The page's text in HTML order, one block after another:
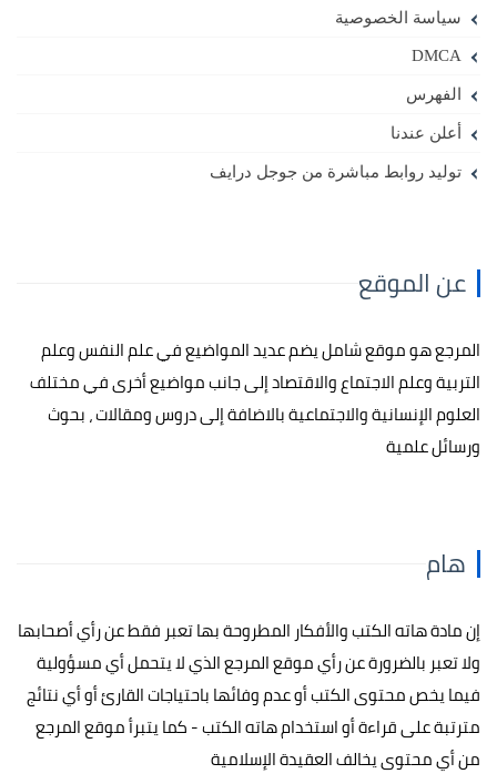
سياسة الخصوصية
DMCA
الفهرس
أعلن عندنا
توليد روابط مباشرة من جوجل درايف
عن الموقع
المرجع هو موقع شامل يضم عديد المواضيع في علم النفس وعلم
التربية وعلم الاجتماع والاقتصاد إلى جانب مواضيع أخرى في مختلف
العلوم الإنسانية والاجتماعية بالاضافة إلى دروس ومقالات ، بحوث
ورسائل علمية
هام
إن مادة هاته الكتب والأفكار المطروحة بها تعبر فقط عن رأي أصحابها
ولا تعبر بالضرورة عن رأي موقع المرجع الذي لا يتحمل أي مسؤولية
فيما يخص محتوى الكتب أو عدم وفائها باحتياجات القارئ أو أي نتائج
مترتبة على قراءة أو استخدام هاته الكتب - كما يتبرأ موقع المرجع
من أي محتوى يخالف العقيدة الإسلامية